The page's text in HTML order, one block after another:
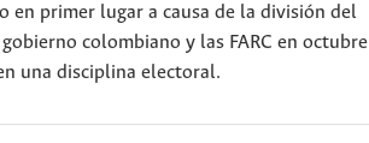
primer lugar a causa de la división del
colombiano y las FARC en octubre
una disciplina electoral.